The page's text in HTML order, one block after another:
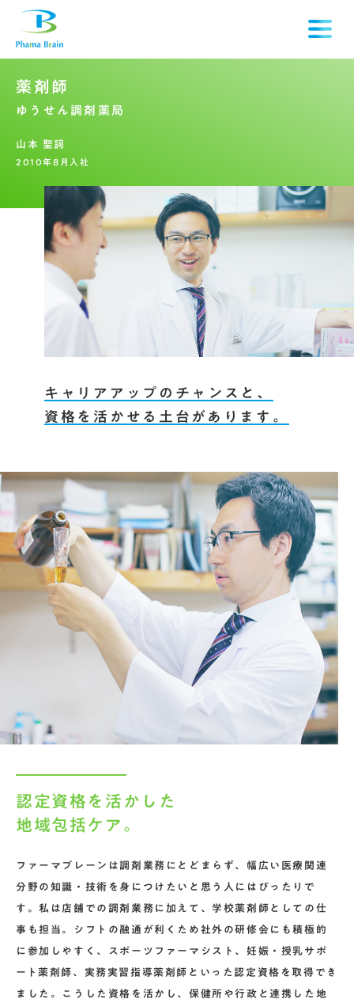
薬 剤 師
ゆ う せ ん 調 剤 薬 局
山 本 聖詞
2 01 0年8 月 入 社
キャリアアップのチャンスと、
資格を活かせる土台があります。
認定資格を活かした
地域包括ケア。
ファーマブレーンは調剤業務にとどまらず、幅広い医療関連
分野の知識・技術を身につけたいと思う人にはぴったりで
す。私は店舗での調剤業務に加えて、学校薬剤師としての仕
事も担当。シフトの融通が利くため社外の研修会にも積極的
に参加しやすく、スポーツファーマシスト、妊娠・授乳サポ
ート薬剤師、実務実習指導薬剤師といった認定資格を取得でき
ました。こうした資格を活かし、保健所や行政と連携した地